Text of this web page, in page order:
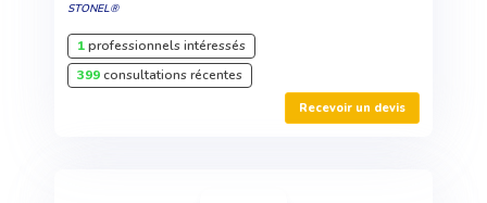
STONEL®
1professionnels intéressés
399consultations récentes
Recevoir un devis